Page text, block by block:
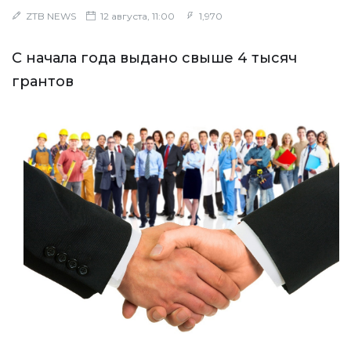
ZTB NEWS 12 августа, 11:00 1,970
С начала года выдано свыше 4 тысяч
грантов